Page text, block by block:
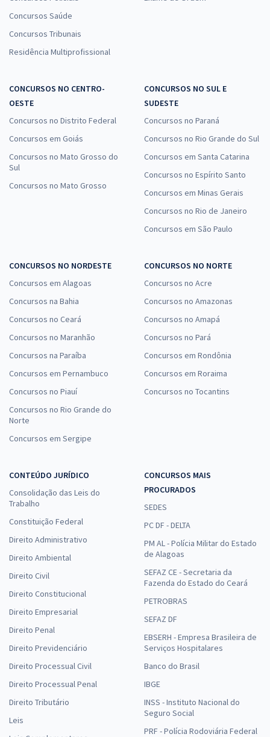
Concursos Saúde
Concursos Tribunais
Residência Multiprofissional
CONCURSOS NO CENTRO-
OESTE
Concursos no Distrito Federal
Concursos em Goiás
Concursos no Mato Grosso do
Sul
Concursos no Mato Grosso
CONCURSOS NO SUL E
SUDESTE
Concursos no Paraná
Concursos no Rio Grande do Sul
Concursos em Santa Catarina
Concursos no Espírito Santo
Concursos em Minas Gerais
Concursos no Rio de Janeiro
Concursos em São Paulo
CONCURSOS NO NORDESTE
Concursos em Alagoas
Concursos na Bahia
Concursos no Ceará
Concursos no Maranhão
Concursos na Paraíba
Concursos em Pernambuco
Concursos no Piauí
Concursos no Rio Grande do
Norte
Concursos em Sergipe
CONCURSOS NO NORTE
Concursos no Acre
Concursos no Amazonas
Concursos no Amapá
Concursos no Pará
Concursos em Rondônia
Concursos em Roraima
Concursos no Tocantins
CONTEÚDO JURÍDICO
Consolidação das Leis do
Trabalho
Constituição Federal
Direito Administrativo
Direito Ambiental
Direito Civil
Direito Constitucional
Direito Empresarial
Direito Penal
Direito Previdenciário
Direito Processual Civil
Direito Processual Penal
Direito Tributário
Leis
CONCURSOS MAIS
PROCURADOS
SEDES
PC DF - DELTA
PM AL - Polícia Militar do Estado
de Alagoas
SEFAZ CE - Secretaria da
Fazenda do Estado do Ceará
PETROBRAS
SEFAZ DF
EBSERH - Empresa Brasileira de
Serviços Hospitalares
Banco do Brasil
IBGE
INSS - Instituto Nacional do
Seguro Social
PRF - Polícia Rodoviária Federal